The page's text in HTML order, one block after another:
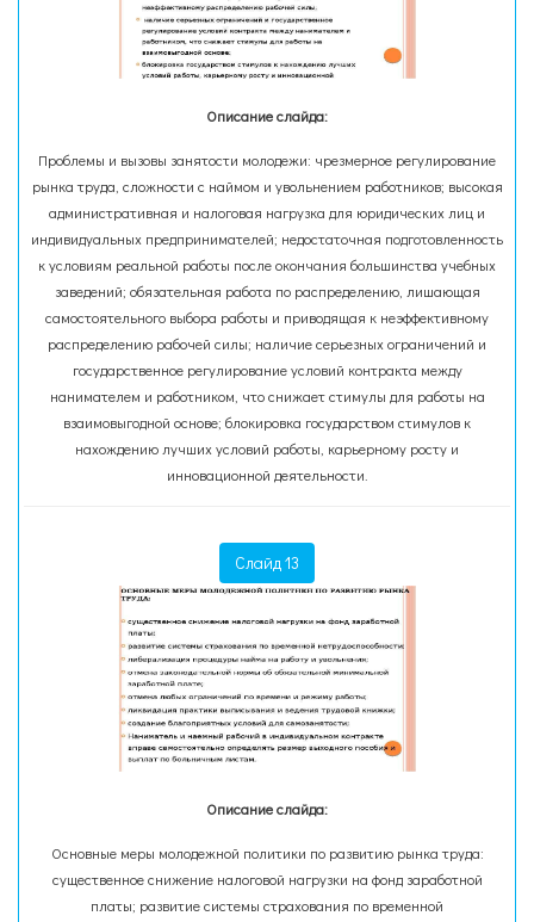
Описание слайда:
Проблемы и вызовы занятости молодежи: чрезмерное регулирование
рынка труда, сложности с наймом и увольнением работников; высокая
административная и налоговая нагрузка для юридических лиц и
индивидуальных предпринимателей; недостаточная подготовленность
к условиям реальной работы после окончания большинства учебных
заведений; обязательная работа по распределению, лишающая
самостоятельного выбора работы и приводящая к неэффективному
распределению рабочей силы; наличие серьезных ограничений и
государственное регулирование условий контракта между
нанимателем и работником, что снижает стимулы для работы на
взаимовыгодной основе; блокировка государством стимулов к
нахождению лучших условий работы, карьерному росту и
инновационной деятельности.
Слайд 13
Описание слайда:
Основные меры молодежной политики по развитию рынка труда:
существенное снижение налоговой нагрузки на фонд заработной
платы; развитие системы страхования по временной